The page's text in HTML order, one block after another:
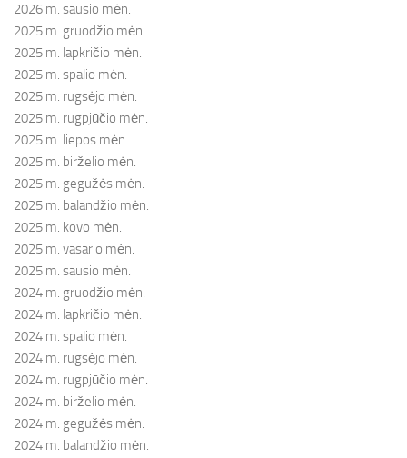
2026 m. sausio mėn.
2025 m. gruodžio mėn.
2025 m. lapkričio mėn.
2025 m. spalio mėn.
2025 m. rugsėjo mėn.
2025 m. rugpjūčio mėn.
2025 m. liepos mėn.
2025 m. birželio mėn.
2025 m. gegužės mėn.
2025 m. balandžio mėn.
2025 m. kovo mėn.
2025 m. vasario mėn.
2025 m. sausio mėn.
2024 m. gruodžio mėn.
2024 m. lapkričio mėn.
2024 m. spalio mėn.
2024 m. rugsėjo mėn.
2024 m. rugpjūčio mėn.
2024 m. birželio mėn.
2024 m. gegužės mėn.
2024 m. balandžio mėn.